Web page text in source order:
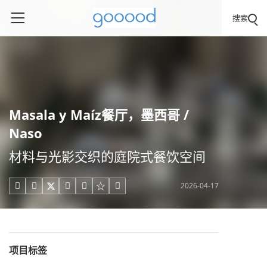
搜索
Masala y Maíz餐厅，墨西哥 /
Naso
材料与光影交织的庭院式餐饮空间
     2026-04-17
项目标签